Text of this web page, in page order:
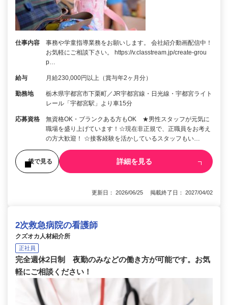
仕事内容
事務や学童指導業務をお願いします。 会社紹介動画配信中！
お気軽にご相談下さい。 https://v.classtream.jp/create-grou
p…
給与 月給230,000円以上（賞与年2ヶ月分）
勤務地
栃木県宇都宮市下栗町／JR宇都宮線・日光線・宇都宮ライト
レール「宇都宮駅」より車15分
応募資格
無資格OK・ブランクある方もOK ★男性スタッフが元気に
職場を盛り上げています！☆現在非正規で、正職員をお考え
の方大歓迎！ ☆接客経験を活かしているスタッフもい…
後で見る 詳細を見る
更新日： 2026/06/25 掲載終了日： 2027/04/02
2次救急病院の看護師
クズオカ人材紹介所
正社員
完全週休2日制 夜勤のみなどの働き方が可能です。お気
軽にご相談ください！